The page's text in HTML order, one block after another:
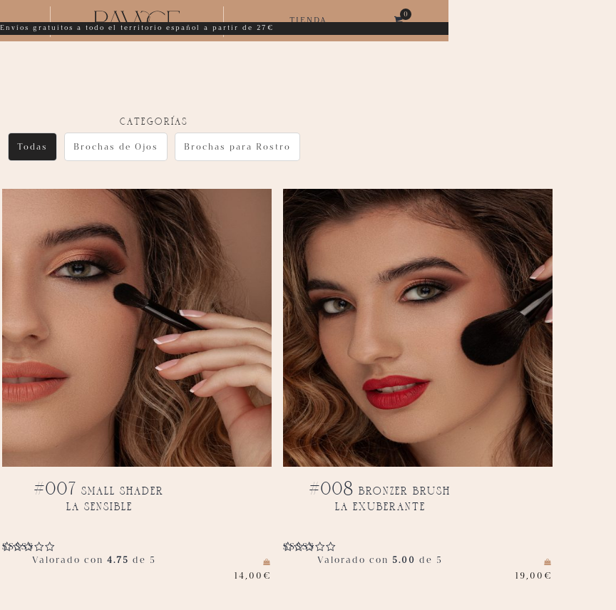
TIENDA
Envíos gratuitos a todo el territorio español a partir de 27€
categorías
Todas Brochas de Ojos Brochas para Rostro
#007 small shader
la sensible
Valorado con4.75 de 5
14,00 €
#008 bronzer brush
la exuberante
Valorado con 5.00 de 5
19,00 €